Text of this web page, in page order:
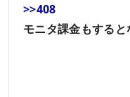
>>408
モニタ課金もする